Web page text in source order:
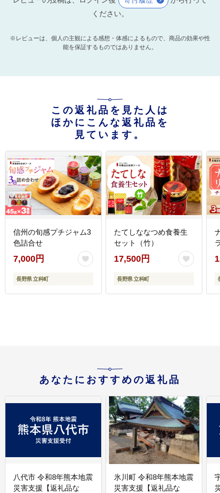
ください。
※レビューは、個人の主観による感想・体感によるもので、商品の効果や性
能を保証するものではありません。
この返礼品を見た人は
ほかにこんな返礼品を
見ています。
信州の旬感プチジャム3
色詰合せ
7,000円
長野県 立科町
たてしななつめ食養生
セット（竹）
17,500円
長野県 立科町
あなたにおすすめの返礼品
八代市 令和8年熊本地震
災害支援【返礼品な
氷川町 令和8年熊本地震
災害支援【返礼品な